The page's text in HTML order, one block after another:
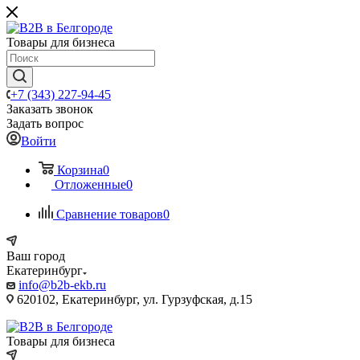
Товары для бизнеса
+7 (343) 227-94-45
Заказать звонок
Задать вопрос
Войти
Корзина0
Отложенные0
Сравнение товаров0
Ваш город
Екатеринбург
info@b2b-ekb.ru
620102, Екатеринбург, ул. Гурзуфская, д.15
Товары для бизнеса